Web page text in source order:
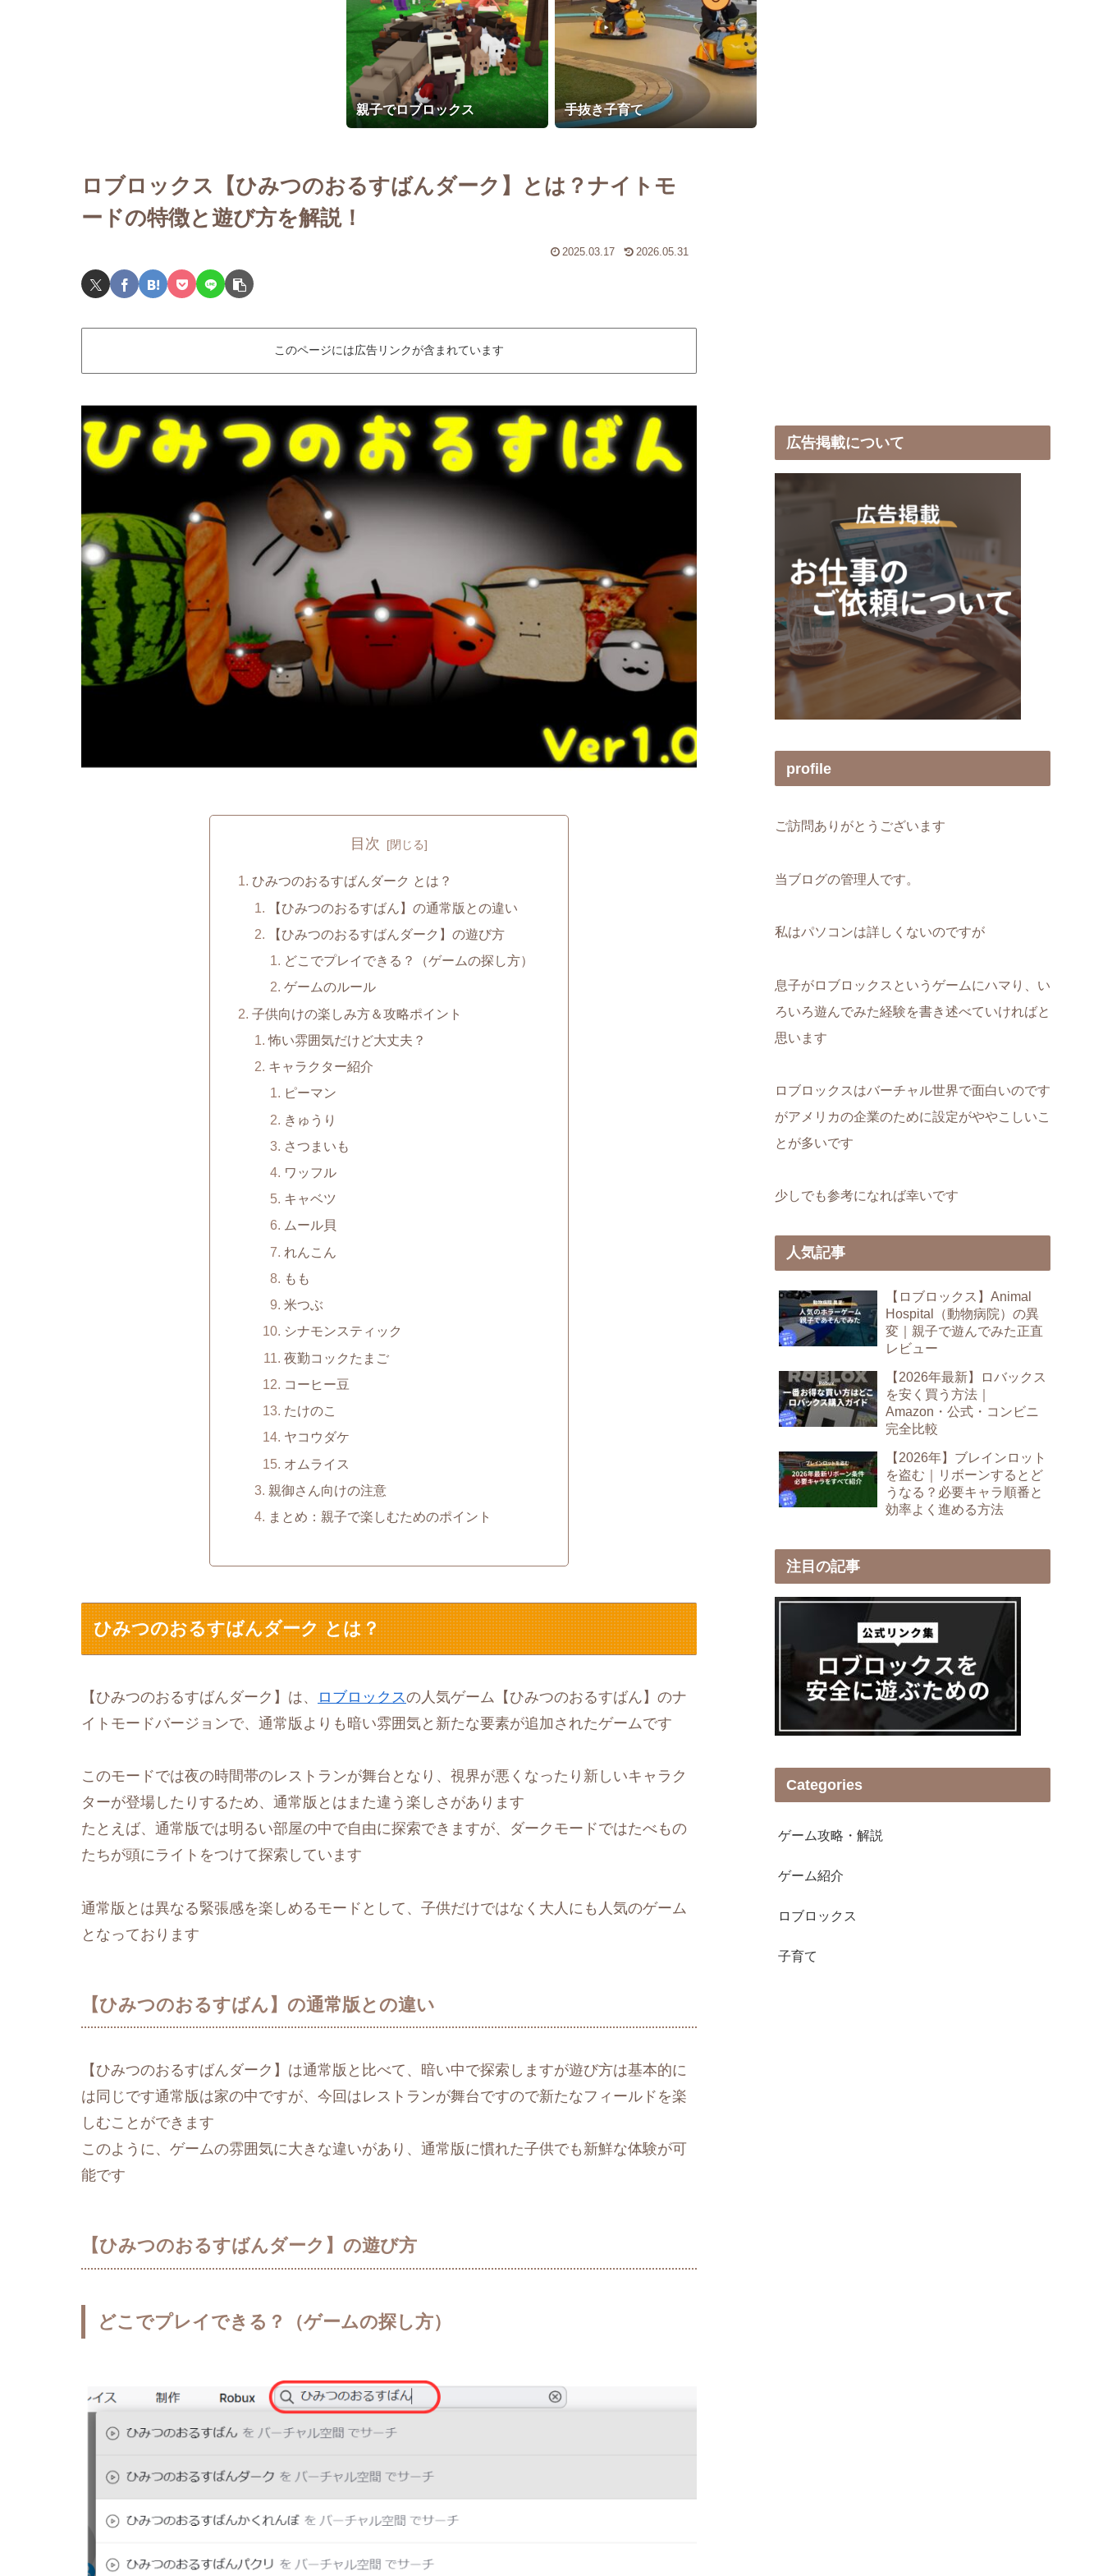
親子でロブロックス 手抜き子育て
ロブロックス【ひみつのおるすばんダーク】とは？ナイトモ
ードの特徴と遊び方を解説！
2025.03.17 2026.05.31
このページには広告リンクが含まれています
目次
ひみつのおるすばんダーク とは？
【ひみつのおるすばん】の通常版との違い
【ひみつのおるすばんダーク】の遊び方
どこでプレイできる？（ゲームの探し方）
ゲームのルール
子供向けの楽しみ方＆攻略ポイント
怖い雰囲気だけど大丈夫？
キャラクター紹介
ピーマン
きゅうり
さつまいも
ワッフル
キャベツ
ムール貝
れんこん
もも
米つぶ
シナモンスティック
夜勤コックたまご
コーヒー豆
たけのこ
ヤコウダケ
オムライス
親御さん向けの注意
まとめ：親子で楽しむためのポイント
ひみつのおるすばんダーク とは？
【ひみつのおるすばんダーク】は、 ロブロックスの人気ゲーム【ひみつのおるすばん】のナ
イトモードバージョンで、通常版よりも暗い雰囲気と新たな要素が追加されたゲームです
このモードでは夜の時間帯のレストランが舞台となり、視界が悪くなったり新しいキャラク
ターが登場したりするため、通常版とはまた違う楽しさがあります
たとえば、通常版では明るい部屋の中で自由に探索できますが、ダークモードではたべもの
たちが頭にライトをつけて探索しています
通常版とは異なる緊張感を楽しめるモードとして、子供だけではなく大人にも人気のゲーム
となっております
【ひみつのおるすばん】の通常版との違い
【ひみつのおるすばんダーク】は通常版と比べて、暗い中で探索しますが遊び方は基本的に
は同じです通常版は家の中ですが、今回はレストランが舞台ですので新たなフィールドを楽
しむことができます
このように、ゲームの雰囲気に大きな違いがあり、通常版に慣れた子供でも新鮮な体験が可
能です
【ひみつのおるすばんダーク】の遊び方
どこでプレイできる？（ゲームの探し方）
広告掲載について
profile
ご訪問ありがとうございます
当ブログの管理人です。
私はパソコンは詳しくないのですが
息子がロブロックスというゲームにハマり、い
ろいろ遊んでみた経験を書き述べていければと
思います
ロブロックスはバーチャル世界で面白いのです
がアメリカの企業のために設定がややこしいこ
とが多いです
少しでも参考になれば幸いです
人気記事
【ロブロックス】Animal
Hospital（動物病院）の異
変｜親子で遊んでみた正直
レビュー
【2026年最新】ロバックス
を安く買う方法｜
Amazon・公式・コンビニ
完全比較
【2026年】ブレインロット
を盗む｜リボーンするとど
うなる？必要キャラ順番と
効率よく進める方法
注目の記事
Categories
ゲーム攻略・解説
ゲーム紹介
ロブロックス
子育て